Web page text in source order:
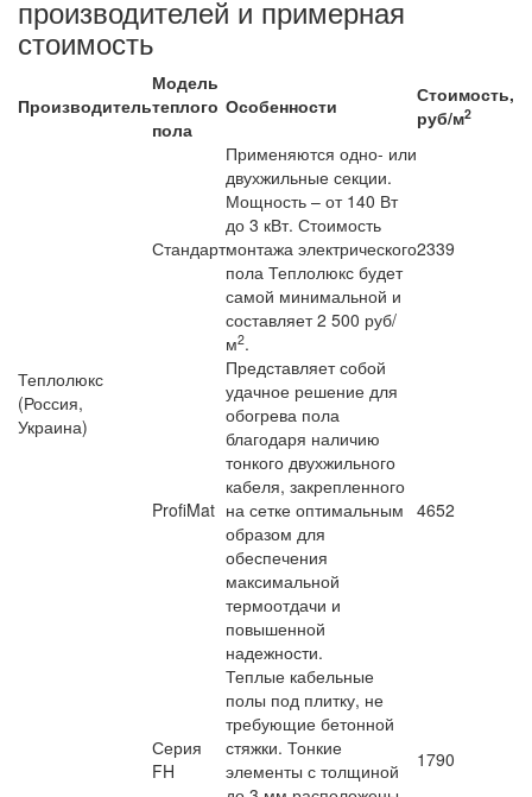
производителей и примерная
стоимость
Производитель
Модель
теплого
пола
Особенности
Стоимость,
руб/м2
Теплолюкс
(Россия,
Украина)
Стандарт
Применяются одно- или
двухжильные секции.
Мощность – от 140 Вт
до 3 кВт. Стоимость
монтажа электрического
пола Теплолюкс будет
самой минимальной и
составляет 2 500 руб/
м2.
2339
ProfiMat
Представляет собой
удачное решение для
обогрева пола
благодаря наличию
тонкого двухжильного
кабеля, закрепленного
на сетке оптимальным
образом для
обеспечения
максимальной
термоотдачи и
повышенной
надежности.
4652
Серия
FH
Теплые кабельные
полы под плитку, не
требующие бетонной
стяжки. Тонкие
элементы с толщиной
1790